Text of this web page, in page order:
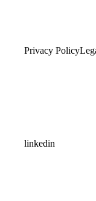
Privacy Policy
linkedin